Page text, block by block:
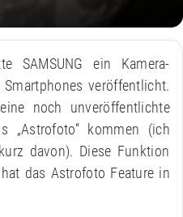
SAMSUNG ein Kamera-
veröffentlicht.
noch unveröffentlichte
„Astrofoto“ kommen (ich
kurz davon). Diese Funktion
das Astrofoto Feature in